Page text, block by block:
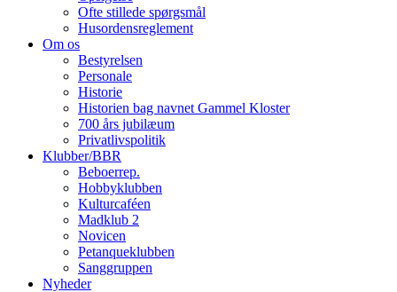
Ofte stillede spørgsmål
Husordensreglement
Om os
Bestyrelsen
Personale
Historie
Historien bag navnet Gammel Kloster
700 års jubilæum
Privatlivspolitik
Klubber/BBR
Beboerrep.
Hobbyklubben
Kulturcaféen
Madklub 2
Novicen
Petanqueklubben
Sanggruppen
Nyheder